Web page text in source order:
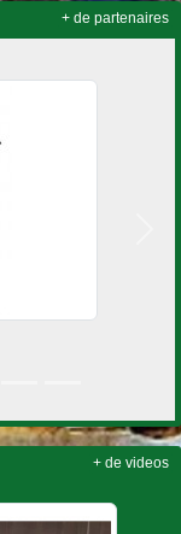
+ de partenaires
+ de videos